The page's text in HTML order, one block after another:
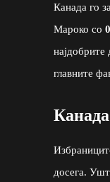
Канада го
Мароко со
главните
досега.